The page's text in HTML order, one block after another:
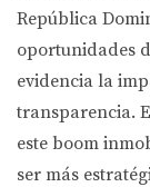
República
oportunidades
evidencia la
transparencia.
este boom
ser más